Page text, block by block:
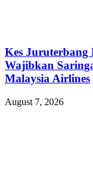
Kes Juruterbang
Wajibkan
Malaysia Airlines
August 7, 2026